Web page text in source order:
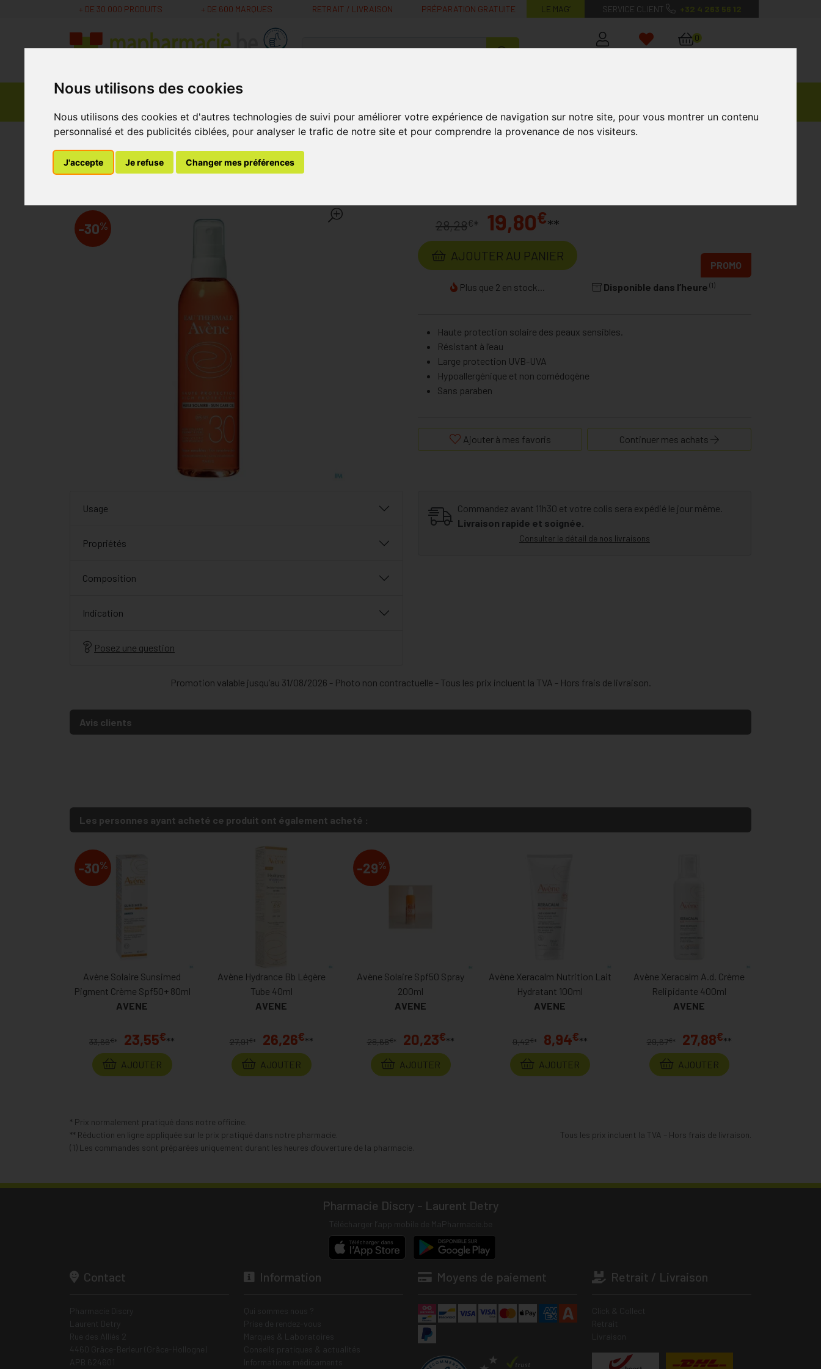
Nous utilisons des cookies
Nous utilisons des cookies et d'autres technologies de suivi pour améliorer votre expérience de navigation sur notre site, pour vous montrer un contenu
personnalisé et des publicités ciblées, pour analyser le trafic de notre site et pour comprendre la provenance de nos visiteurs.
J'accepte Je refuse Changer mes préférences
+ DE 30 000 PRODUITS + DE 600 MARQUES RETRAIT / LIVRAISON PRÉPARATION GRATUITE LE MAG’ SERVICE CLIENT +32 4 263 56 12
MaPharmacie.be ma santé, mes conseils, mes prix
0
Parapharmacie -
MaPharmacie.be Parapharmacie - Cosmétiques Protections Solaires Haute Protection Avène Huile Solaire Spf30 200 Ml
Avène Huile Solaire Spf30 200 Ml
-30% 28,28€* 19,80€**
AJOUTER AU PANIER
Plus que 2 en stock...
PROMO
Disponible dans l’heure (1)
Haute protection solaire des peaux sensibles.
Résistant à l’eau
Large protection UVB-UVA
Hypoallergénique et non comédogène
Sans paraben
Ajouter à mes favoris Continuer mes achats
Usage
Propriétés
Composition
Indication
Posez une question
Commandez avant 11h30 et votre colis sera expédié le jour même.
Livraison rapide et soignée.
Consulter le détail de nos livraisons
Promotion valable jusqu’au 31/08/2026 - Photo non contractuelle - Tous les prix incluent la TVA - Hors frais de livraison.
Avis clients
Les personnes ayant acheté ce produit ont également acheté :
-30%
Avène Solaire Sunsimed
Pigment Crème Spf50+ 80ml
AVENE
33,66€* 23,55€**
AJOUTER
Avène Hydrance Bb Légère
Tube 40ml
AVENE
27,91€ * 26,26€**
AJOUTER
-29%
Avène Solaire Spf50 Spray
200ml
AVENE
28,68€ * 20,23€**
AJOUTER
Avène Xeracalm Nutrition Lait
Hydratant 100ml
AVENE
9,42€ * 8,94€**
AJOUTER
Avène Xeracalm A.d. Crème
Relipidante 400ml
AVENE
29,67€ * 27,88€**
AJOUTER
* Prix normalement pratiqué dans notre officine.
** Réduction en ligne appliquée sur le prix pratiqué dans notre pharmacie.
(1) Les commandes sont préparées uniquement durant les heures d’ouverture de la pharmacie.
Tous les prix incluent la TVA – Hors frais de livraison.
Pharmacie Discry - Laurent Detry
Contact Information Moyens de paiement Retrait / Livraison